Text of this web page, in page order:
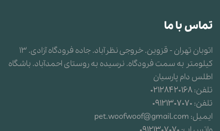
تماس با ما
اتوبان تهران - قزوین. خروجی نظرآباد. جاده فرودگاه آزادی. 13
کیلومتر به سمت فرودگاه. نرسیده به روستای احمدآباد. باشگاه
اطلس دام پارسیان
تلفن:02128420168
تلفن: 09121307070
ایمیل: pet.woofwoof@gmail.com